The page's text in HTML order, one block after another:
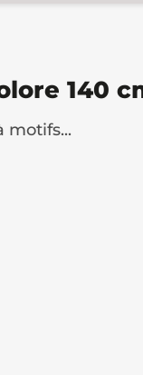
140
motifs...